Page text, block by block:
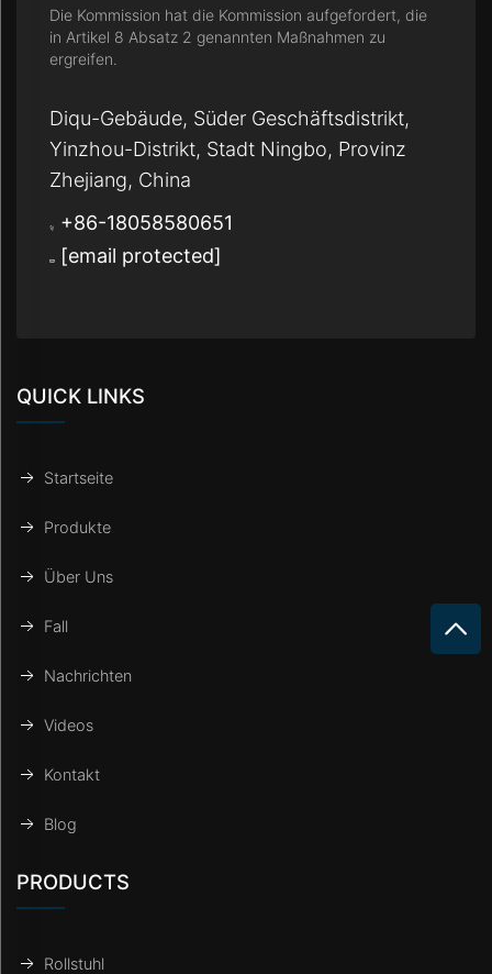
Die Kommission hat die Kommission aufgefordert, die
in Artikel 8 Absatz 2 genannten Maßnahmen zu
ergreifen.
Diqu-Gebäude, Süder Geschäftsdistrikt,
Yinzhou-Distrikt, Stadt Ningbo, Provinz
Zhejiang, China
+86-18058580651
[email protected]
QUICK LINKS
Startseite
Produkte
Über Uns
Fall
Nachrichten
Videos
Kontakt
Blog
PRODUCTS
Rollstuhl